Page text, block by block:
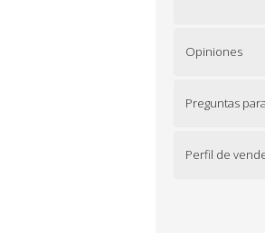
Opiniones
Preguntas
Perfil de